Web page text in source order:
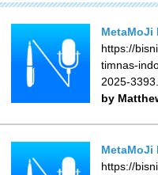
MetaMoJi
https://
timnas-
2025-
by
MetaMoJi
https://